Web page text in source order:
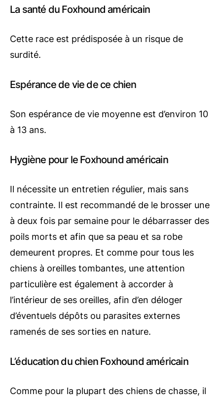
La santé du Foxhound américain
Cette race est prédisposée à un risque de
surdité.
Espérance de vie de ce chien
Son espérance de vie moyenne est d’environ 10
à 13 ans.
Hygiène pour le Foxhound américain
Il nécessite un entretien régulier, mais sans
contrainte. Il est recommandé de le brosser une
à deux fois par semaine pour le débarrasser des
poils morts et afin que sa peau et sa robe
demeurent propres. Et comme pour tous les
chiens à oreilles tombantes, une attention
particulière est également à accorder à
l’intérieur de ses oreilles, afin d’en déloger
d’éventuels dépôts ou parasites externes
ramenés de ses sorties en nature.
L’éducation du chien Foxhound américain
Comme pour la plupart des chiens de chasse, il